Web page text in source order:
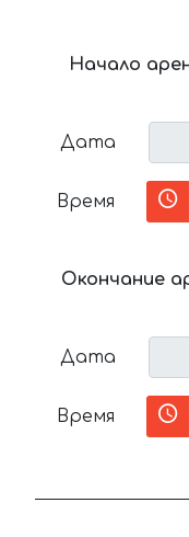
Начало
Дата
Время
Окончание
Дата
Время